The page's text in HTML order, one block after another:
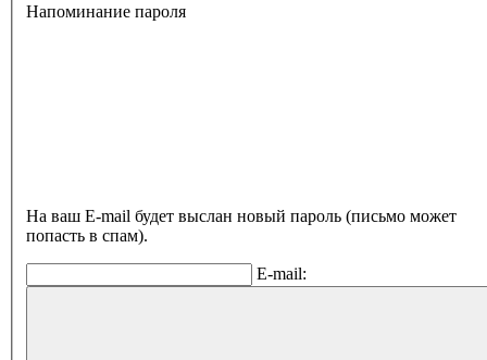
Напоминание пароля
На ваш E-mail будет выслан новый пароль (письмо может
попасть в спам).
E-mail: